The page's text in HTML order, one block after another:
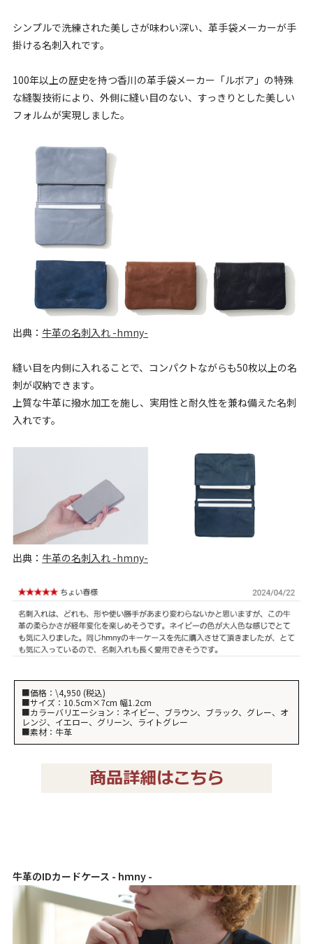
シンプルで洗練された美しさが味わい深い、革手袋メーカーが手
掛ける名刺入れです。
100年以上の歴史を持つ香川の革手袋メーカー「ルボア」の特殊
な縫製技術により、外側に縫い目のない、すっきりとした美しい
フォルムが実現しました。
出典： 牛革の名刺入れ -hmny-
縫い目を内側に入れることで、コンパクトながらも50枚以上の名
刺が収納できます。
上質な牛革に撥水加工を施し、実用性と耐久性を兼ね備えた名刺
入れです。
出典： 牛革の名刺入れ -hmny-
■価格：\4,950 (税込)
■サイズ：10.5cm×7cm 幅1.2cm
■カラーバリエーション：ネイビー、ブラウン、ブラック、グレー、オ
レンジ、イエロー、グリーン、ライトグレー
■素材：牛革
牛革のIDカードケース - hmny -